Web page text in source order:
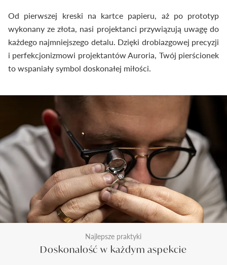
Od pierwszej kreski na kartce papieru, aż po prototyp
wykonany ze złota, nasi projektanci przywiązują uwagę do
każdego najmniejszego detalu. Dzięki drobiazgowej precyzji
i perfekcjonizmowi projektantów Auroria, Twój pierścionek
to wspaniały symbol doskonałej miłości.
Najlepsze praktyki
Doskonałość w każdym aspekcie